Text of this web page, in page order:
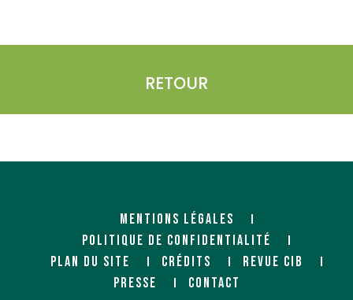
RETOUR
MENTIONS LÉGALES
POLITIQUE DE CONFIDENTIALITÉ
PLAN DU SITE
CRÉDITS
REVUE CIB
PRESSE
CONTACT